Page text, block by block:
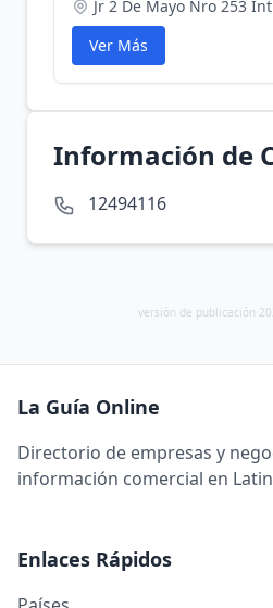
Jr 2 De Mayo Nro 253
Ver Más
Información de
12494116
versión de publicación
La Guía Online
Directorio de empresas y
información comercial en
Enlaces Rápidos